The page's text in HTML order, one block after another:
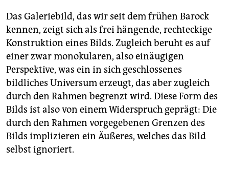
Das Galeriebild, das wir seit dem frühen Barock
kennen, zeigt sich als frei hängende, rechteckige
Konstruktion eines Bilds. Zugleich beruht es auf
einer zwar monokularen, also einäugigen
Perspektive, was ein in sich geschlossenes
bildliches Universum erzeugt, das aber zugleich
durch den Rahmen begrenzt wird. Diese Form des
Bilds ist also von einem Widerspruch geprägt: Die
durch den Rahmen vorgegebenen Grenzen des
Bilds implizieren ein Äußeres, welches das Bild
selbst ignoriert.